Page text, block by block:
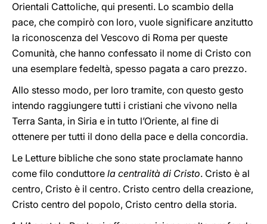
Orientali Cattoliche, qui presenti. Lo scambio della
pace, che compirò con loro, vuole significare anzitutto
la riconoscenza del Vescovo di Roma per queste
Comunità, che hanno confessato il nome di Cristo con
una esemplare fedeltà, spesso pagata a caro prezzo.
Allo stesso modo, per loro tramite, con questo gesto
intendo raggiungere tutti i cristiani che vivono nella
Terra Santa, in Siria e in tutto l’Oriente, al fine di
ottenere per tutti il dono della pace e della concordia.
Le Letture bibliche che sono state proclamate hanno
come filo conduttore la centralità di Cristo. Cristo è al
centro, Cristo è il centro. Cristo centro della creazione,
Cristo centro del popolo, Cristo centro della storia.